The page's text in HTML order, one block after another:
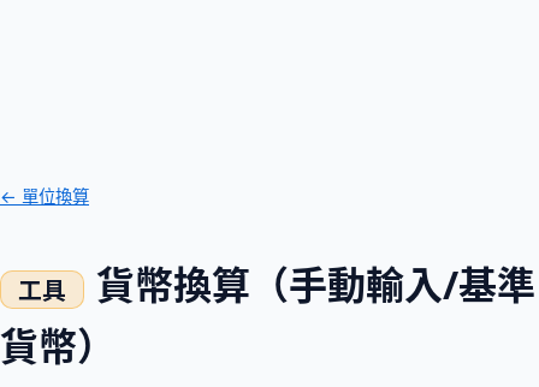
← 單位換算
貨幣換算（手動輸入/基準
貨幣）